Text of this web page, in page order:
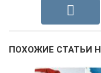
ПОХОЖИЕ СТАТЬИ